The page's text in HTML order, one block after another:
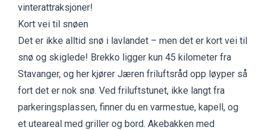
vinterattraksjoner!
Kort vei til snøen
Det er ikke alltid snø i lavlandet – men det er kort vei til
snø og skiglede! Brekko ligger kun 45 kilometer fra
Stavanger, og her kjører Jæren friluftsråd opp løyper så
fort det er nok snø. Ved friluftstunet, ikke langt fra
parkeringsplassen, finner du en varmestue, kapell, og
et uteareal med griller og bord. Akebakken med